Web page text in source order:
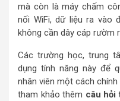
mà còn là máy chấm
nối WiFi, dữ liệu ra vào
không cần dây cáp rườm
Các trường học, trung
dụng tính năng này để
nhân viên một cách
tham khảo thêm câu hỏi